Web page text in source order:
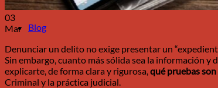
Blog
03
Mar
Denunciar un delito no exige presentar un
Sin embargo, cuanto más sólida sea la información
explicarte, de forma clara y rigurosa,qué pruebas
Criminal y la práctica judicial.